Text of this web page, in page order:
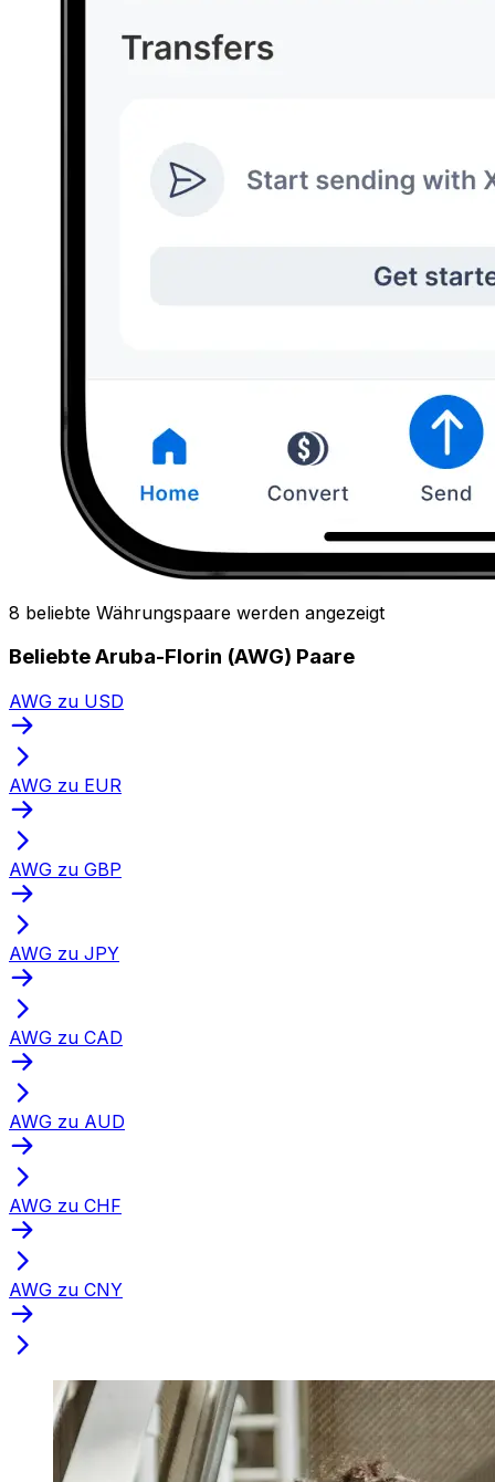
8 beliebte Währungspaare werden angezeigt
Beliebte Aruba-Florin (AWG) Paare
AWG zu USD
AWG zu EUR
AWG zu GBP
AWG zu JPY
AWG zu CAD
AWG zu AUD
AWG zu CHF
AWG zu CNY